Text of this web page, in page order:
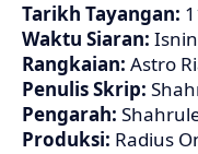
Tarikh Tayangan:
Waktu Siaran:
Rangkaian: Astro
Penulis Skrip:
Pengarah:
Produksi: Radius